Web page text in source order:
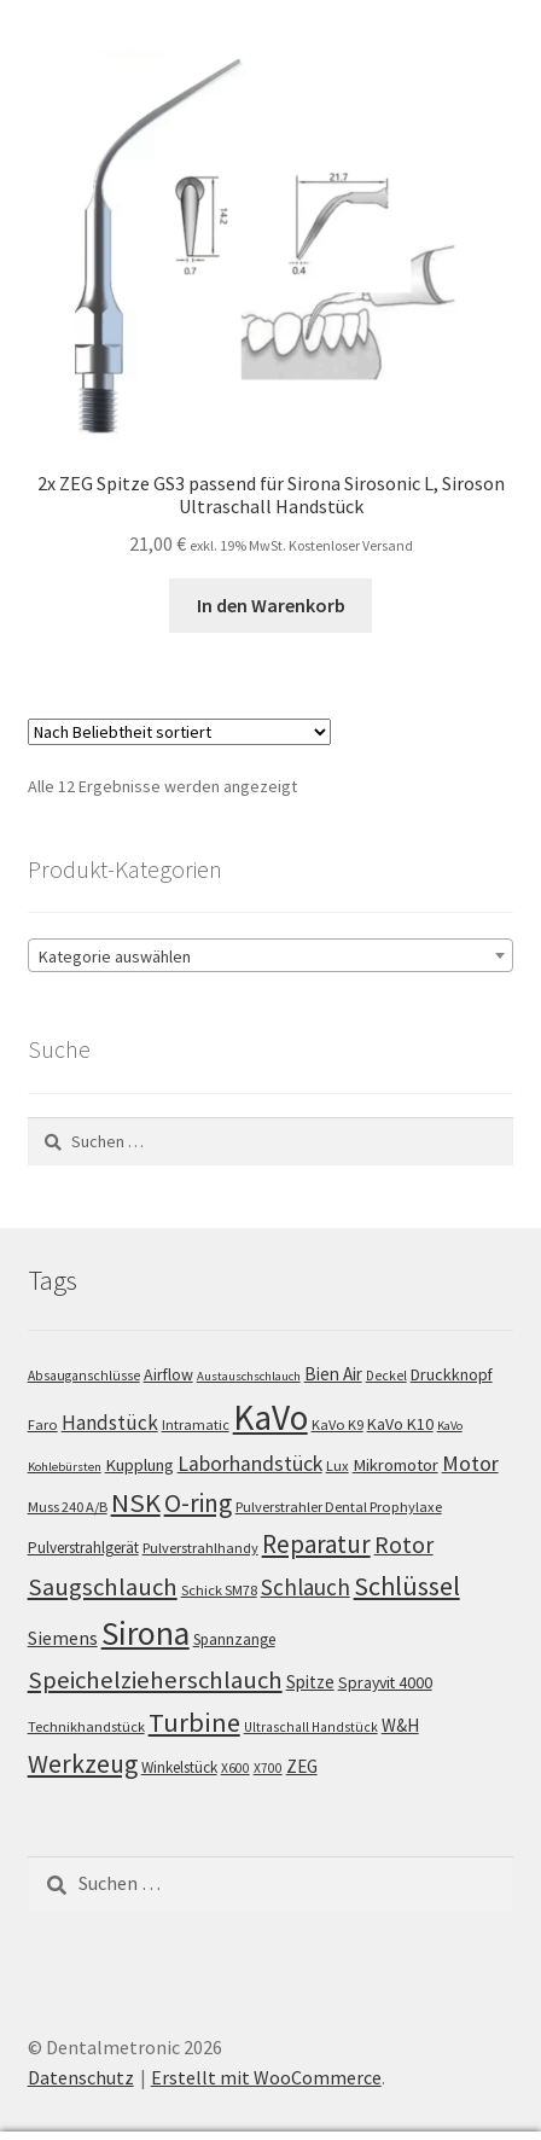
2x ZEG Spitze GS3 passend für Sirona Sirosonic L, Siroson
Ultraschall Handstück
21,00 € exkl. 19% MwSt. Kostenloser Versand
In den Warenkorb
Alle 12 Ergebnisse werden angezeigtNach
Produkt-Kategorien
Kategorie auswählen
Suche
Suchen
nach:
Tags
Absauganschlüsse Airflow Austauschschlauch Bien Air Deckel Druckknopf
Faro Handstück Intramatic KaVo KaVo K9 KaVo K10 KaVo
Kohlebürsten Kupplung Laborhandstück Lux Mikromotor Motor
Muss 240 A/B NSKO-ring Pulverstrahler Dental Prophylaxe
Pulverstrahlgerät Pulverstrahlhandy Reparatur Rotor
Saugschlauch Schick SM78 Schlauch Schlüssel
Siemens Sirona Spannzange
Speichelzieherschlauch Spitze Sprayvit 4000
Technikhandstück Turbine Ultraschall Handstück W&H
WerkzeugWinkelstück X600 X700 ZEG
nach:
© Dentalmetronic 2026
Datenschutz
Erstellt mit WooCommerce.